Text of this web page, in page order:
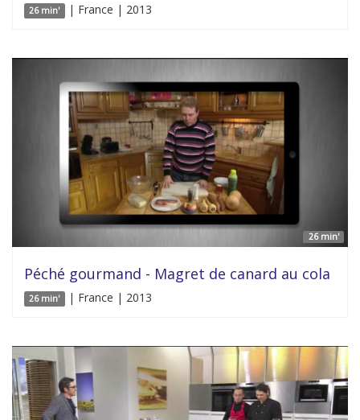
26 min' | France | 2013
26 min'
Péché gourmand - Magret de canard au cola
26 min' | France | 2013